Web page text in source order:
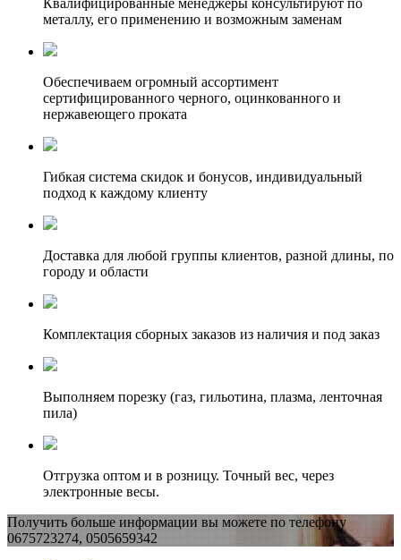
Квалифицированные менеджеры консультируют по
металлу, его применению и возможным заменам
Обеспечиваем огромный ассортимент
сертифицированного черного, оцинкованного и
нержавеющего проката
Гибкая система скидок и бонусов, индивидуальный
подход к каждому клиенту
Доставка для любой группы клиентов, разной длины, по
городу и области
Комплектация сборных заказов из наличия и под заказ
Выполняем порезку (газ, гильотина, плазма, ленточная
пила)
Отгрузка оптом и в розницу. Точный вес, через
электронные весы.
Получить больше информации вы можете по телефону
0675723274, 0505659342